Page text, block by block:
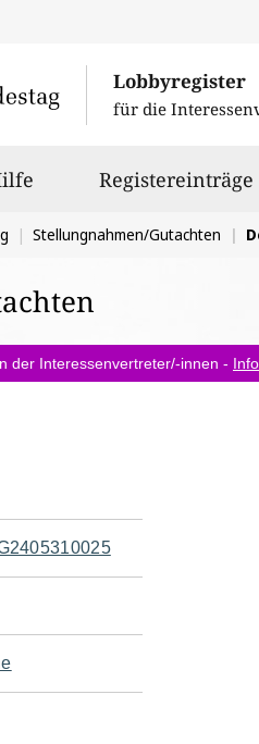
Lobbyregister
für die
Registereinträge
Stellungnahmen/Gutachten
der Interessenvertreter/-innen -